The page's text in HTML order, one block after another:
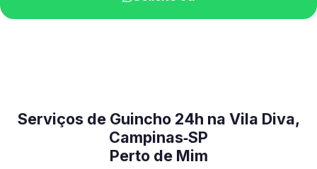
Serviços de Guincho 24h na Vila Diva,
Campinas‑SP
Perto de Mim